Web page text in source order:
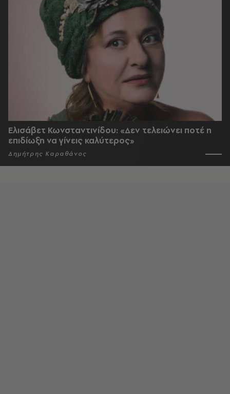
Ελισάβετ Κωνσταντινίδου: «Δεν τελειώνει ποτέ η
επιδίωξη να γίνεις καλύτερος»
Δημήτρης Καραθάνος